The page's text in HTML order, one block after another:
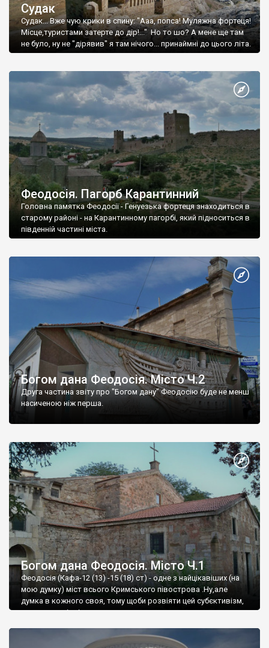
Судак
Судак... Вже чую крики в спину: "Ааа, попса! Муляжна фортеця!
Місце,туристами затерте до дір!..." Но то шо? А мене ще там
не було, ну не "дірявив" я там нічого... принаймні до цього літа.
Феодосія. Пагорб Карантинний
Головна памятка Феодосії - Генуезька фортеця знаходиться в
старому районі - на Карантинному пагорбі, який підноситься в
південній частині міста.
Богом дана Феодосія. Місто Ч.2
Друга частина звіту про "Богом дану" Феодосію буде не менш
насиченою ніж перша.
Богом дана Феодосія. Місто Ч.1
Феодосія (Кафа-12 (13) -15 (18) ст) - одне з найцікавіших (на
мою думку) міст всього Кримського півострова .Ну,але
думка в кожного своя, тому щоби розвіяти цей субєктивізм,
запрошую відвідати це